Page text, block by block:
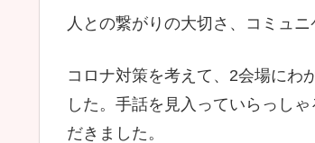
人との繋がりの大切さ、コミュ
コロナ対策を考えて、2会場にわ
した。手話を見入っていらっし
だきました。